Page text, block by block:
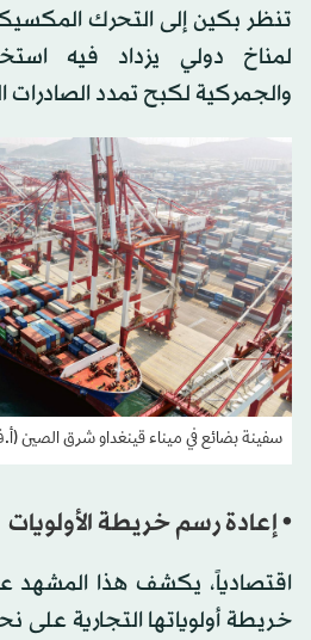
تنظر بكين إلى التحرك
لمناخ دولي يزداد فيه
والجمركية لكبح تمدد الصادرات
سفينة بضائع في ميناء قينغداو شرق الصين
• إعادة رسم خريطة الأولويات
اقتصادياً، يكشف هذا المشهد
خريطة أولوياتها التجارية